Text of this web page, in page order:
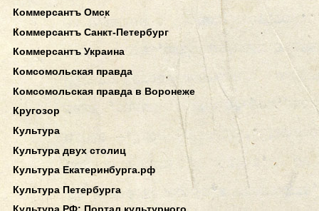
Коммерсантъ Омск
Коммерсантъ Санкт-Петербург
Коммерсантъ Украина
Комсомольская правда
Комсомольская правда в Воронеже
Кругозор
Культура
Культура двух столиц
Культура Екатеринбурга.рф
Культура Петербурга